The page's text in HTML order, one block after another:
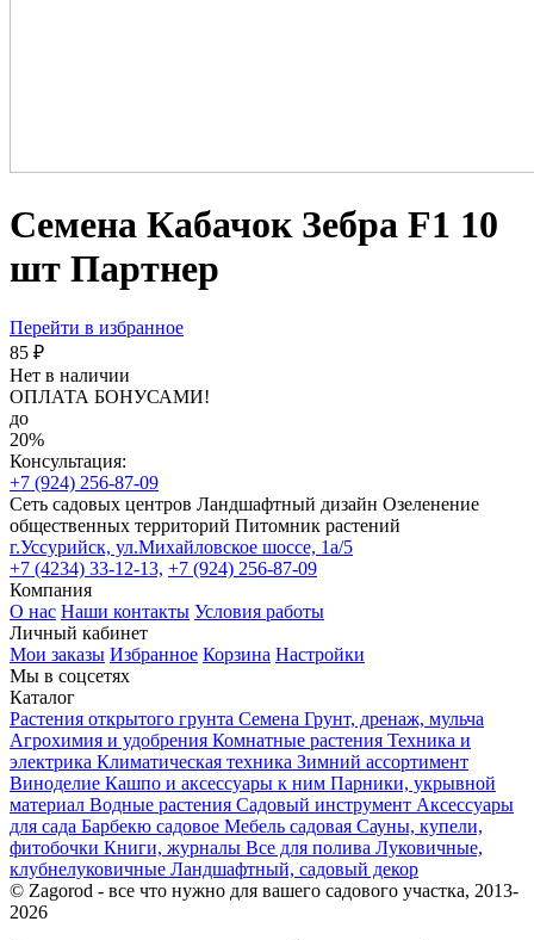
Семена Кабачок Зебра F1 10
шт Партнер
Перейти в избранное
85 ₽
Нет в наличии
ОПЛАТА БОНУСАМИ!
до
20%
Консультация:
+7 (924) 256-87-09
Сеть садовых центров Ландшафтный дизайн Озеленение
общественных территорий Питомник растений
г.Уссурийск, ул.Михайловское шоссе, 1а/5
+7 (4234) 33-12-13, +7 (924) 256-87-09
Компания
О нас Наши контакты Условия работы
Личный кабинет
Мои заказы Избранное Корзина Настройки
Мы в соцсетях
Каталог
Растения открытого грунта Семена Грунт, дренаж, мульча
Агрохимия и удобрения Комнатные растения Техника и
электрика Климатическая техника Зимний ассортимент
Виноделие Кашпо и аксессуары к ним Парники, укрывной
материал Водные растения Садовый инструмент Аксессуары
для сада Барбекю садовое Мебель садовая Сауны, купели,
фитобочки Книги, журналы Все для полива Луковичные,
клубнелуковичные Ландшафтный, садовый декор
© Zagorod - все что нужно для вашего садового участка, 2013-
2026